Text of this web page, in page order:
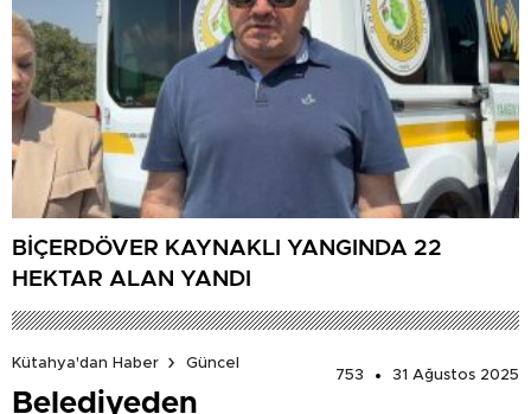
BİÇERDÖVER KAYNAKLI YANGINDA 22
HEKTAR ALAN YANDI
Kütahya'dan Haber
Güncel
753
31 Ağustos 2025
Belediyeden